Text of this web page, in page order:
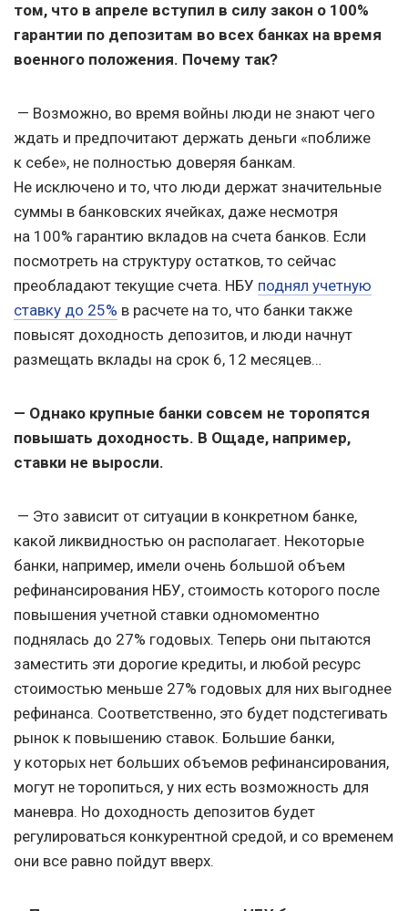
том, что в апреле вступил в силу закон о 100%
гарантии по депозитам во всех банках на время
военного положения. Почему так?
— Возможно, во время войны люди не знают чего
ждать и предпочитают держать деньги «поближе
к себе», не полностью доверяя банкам.
Не исключено и то, что люди держат значительные
суммы в банковских ячейках, даже несмотря
на 100% гарантию вкладов на счета банков. Если
посмотреть на структуру остатков, то сейчас
преобладают текущие счета. НБУ поднял учетную
ставку до 25% в расчете на то, что банки также
повысят доходность депозитов, и люди начнут
размещать вклады на срок 6, 12 месяцев…
— Однако крупные банки совсем не торопятся
повышать доходность. В Ощаде, например,
ставки не выросли.
— Это зависит от ситуации в конкретном банке,
какой ликвидностью он располагает. Некоторые
банки, например, имели очень большой объем
рефинансирования НБУ, стоимость которого после
повышения учетной ставки одномоментно
поднялась до 27% годовых. Теперь они пытаются
заместить эти дорогие кредиты, и любой ресурс
стоимостью меньше 27% годовых для них выгоднее
рефинанса. Соответственно, это будет подстегивать
рынок к повышению ставок. Большие банки,
у которых нет больших объемов рефинансирования,
могут не торопиться, у них есть возможность для
маневра. Но доходность депозитов будет
регулироваться конкурентной средой, и со временем
они все равно пойдут вверх.